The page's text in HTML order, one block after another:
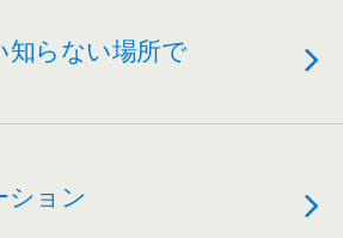
知らない場所で
ョン